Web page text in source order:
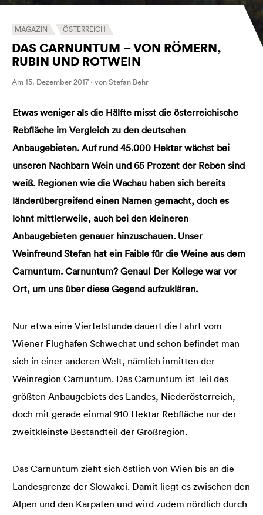
MAGAZIN ÖSTERREICH
DAS CARNUNTUM – VON RÖMERN,
RUBIN UND ROTWEIN
Am 15. Dezember 2017 · von Stefan Behr
Etwas weniger als die Hälfte misst die österreichische
Rebfläche im Vergleich zu den deutschen
Anbaugebieten. Auf rund 45.000 Hektar wächst bei
unseren Nachbarn Wein und 65 Prozent der Reben sind
weiß. Regionen wie die Wachau haben sich bereits
länderübergreifend einen Namen gemacht, doch es
lohnt mittlerweile, auch bei den kleineren
Anbaugebieten genauer hinzuschauen. Unser
Weinfreund Stefan hat ein Faible für die Weine aus dem
Carnuntum. Carnuntum? Genau! Der Kollege war vor
Ort, um uns über diese Gegend aufzuklären.
Nur etwa eine Viertelstunde dauert die Fahrt vom
Wiener Flughafen Schwechat und schon befindet man
sich in einer anderen Welt, nämlich inmitten der
Weinregion Carnuntum. Das Carnuntum ist Teil des
größten Anbaugebiets des Landes, Niederösterreich,
doch mit gerade einmal 910 Hektar Rebfläche nur der
zweitkleinste Bestandteil der Großregion.
Das Carnuntum zieht sich östlich von Wien bis an die
Landesgrenze der Slowakei. Damit liegt es zwischen den
Alpen und den Karpaten und wird zudem nördlich durch